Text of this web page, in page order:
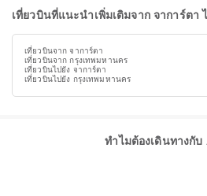
เที่ยวบินที่แนะนำเพิ่มเติมจาก จาการ์ตา
เที่ยวบินจาก จาการ์ตา
เที่ยวบินจาก กรุงเทพมหานคร
เที่ยวบินไปยัง จาการ์ตา
เที่ยวบินไปยัง กรุงเทพมหานคร
ทำไมต้องเดินทางกับ